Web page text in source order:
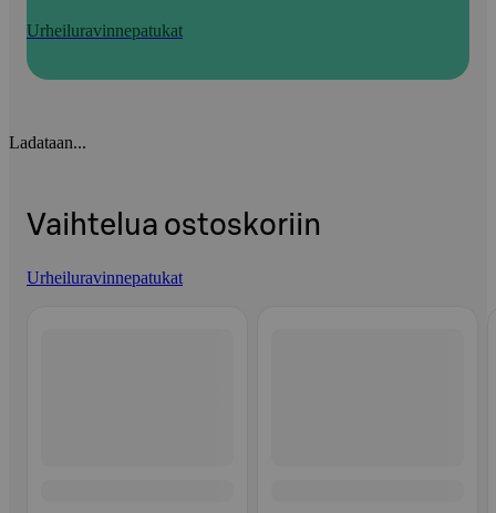
Urheiluravinnepatukat
Ladataan...
Vaihtelua ostoskoriin
Urheiluravinnepatukat